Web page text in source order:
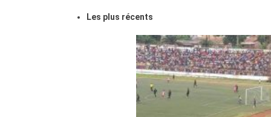
Les plus récents